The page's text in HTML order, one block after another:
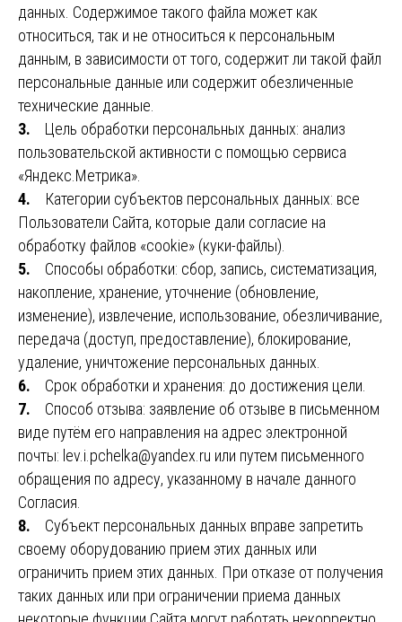
данных. Содержимое такого файла может как
относиться, так и не относиться к персональным
данным, в зависимости от того, содержит ли такой файл
персональные данные или содержит обезличенные
технические данные.
3. Цель обработки персональных данных: анализ
пользовательской активности с помощью сервиса
«Яндекс.Метрика».
4. Категории субъектов персональных данных: все
Пользователи Сайта, которые дали согласие на
обработку файлов «cookie» (куки-файлы).
5. Способы обработки: сбор, запись, систематизация,
накопление, хранение, уточнение (обновление,
изменение), извлечение, использование, обезличивание,
передача (доступ, предоставление), блокирование,
удаление, уничтожение персональных данных.
6. Срок обработки и хранения: до достижения цели.
7. Способ отзыва: заявление об отзыве в письменном
виде путём его направления на адрес электронной
почты: lev.i.pchelka@yandex.ru или путем письменного
обращения по адресу, указанному в начале данного
Согласия.
8. Субъект персональных данных вправе запретить
своему оборудованию прием этих данных или
ограничить прием этих данных. При отказе от получения
таких данных или при ограничении приема данных